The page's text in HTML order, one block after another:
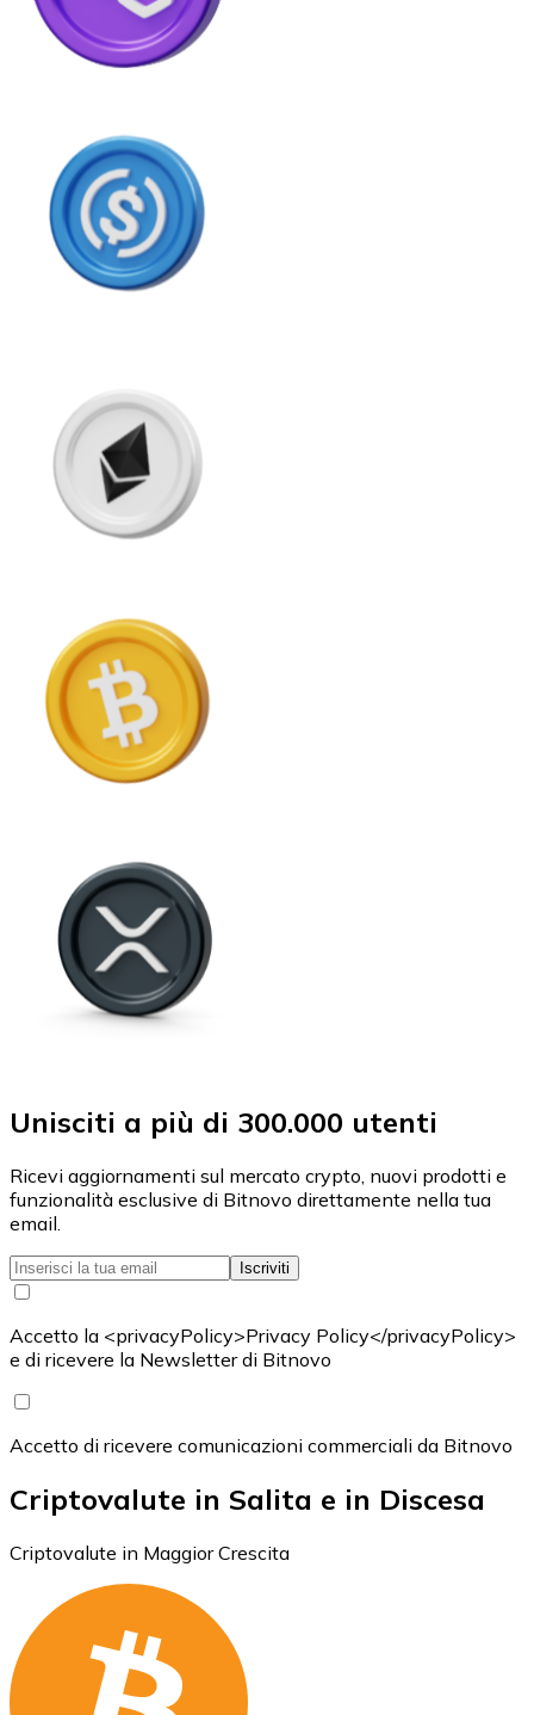
Unisciti a più di 300.000 utenti
Ricevi aggiornamenti sul mercato crypto, nuovi prodotti e
funzionalità esclusive di Bitnovo direttamente nella tua
email.
Iscriviti
Accetto la <privacyPolicy>Privacy Policy</privacyPolicy>
e di ricevere la Newsletter di Bitnovo
Accetto di ricevere comunicazioni commerciali da Bitnovo
Criptovalute in Salita e in Discesa
Criptovalute in Maggior Crescita